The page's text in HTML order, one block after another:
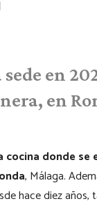
en
en
cocina donde se
, Málaga.
hace diez años,